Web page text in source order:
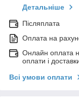
Детальніше
Післяплата
Оплата на
Онлайн оплата
оплати і
Всі умови оплати